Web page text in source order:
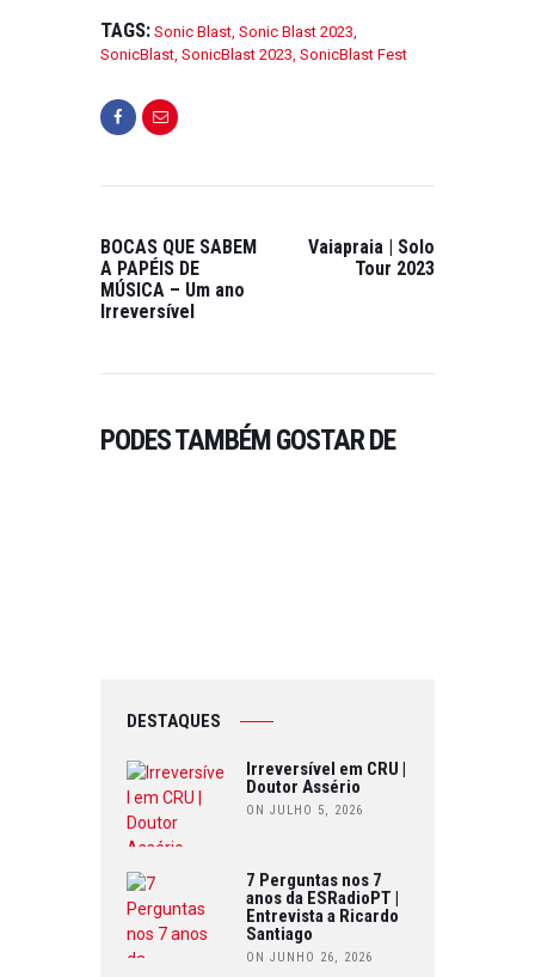
TAGS: Sonic Blast Sonic Blast 2023
SonicBlast SonicBlast 2023 SonicBlast Fest
BOCAS QUE SABEM
A PAPÉIS DE
MÚSICA – Um ano
Irreversível
Vaiapraia | Solo
Tour 2023
PODES TAMBÉM GOSTAR DE
O
N
A
N
1
9
,
I
A
N
N
V
M
B
R
O
2
DESTAQUES
Irreversível em CRU |
Doutor Assério
ON JULHO 5, 2026
7 Perguntas nos 7
anos da ESRadioPT |
Entrevista a Ricardo
Santiago
ON JUNHO 26, 2026